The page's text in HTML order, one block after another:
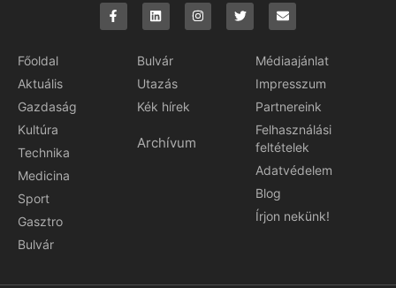
Főoldal
Aktuális
Gazdaság
Kultúra
Technika
Medicina
Sport
Gasztro
Bulvár
Bulvár
Utazás
Kék hírek
Archívum
Médiaajánlat
Impresszum
Partnereink
Felhasználási
feltételek
Adatvédelem
Blog
Írjon nekünk!